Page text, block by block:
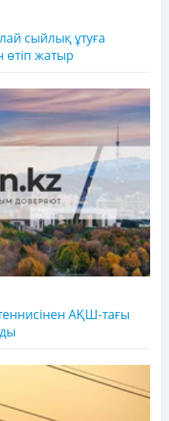
сыйлық ұтуға
өтіп жатыр
АҚШ-тағы